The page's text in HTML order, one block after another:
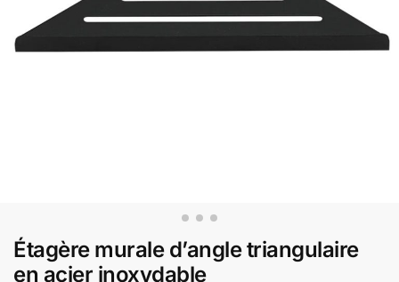
Étagère murale d’angle triangulaire
en acier inoxydable